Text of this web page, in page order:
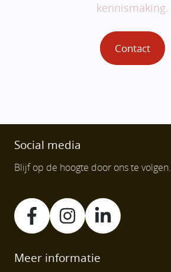
kennismaking.
Contact
Social media
Blijf op de hoogte door ons te volgen.
Meer informatie